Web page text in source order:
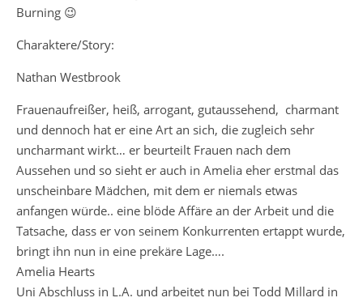
Burning 😉
Charaktere/Story:
Nathan Westbrook
Frauenaufreißer, heiß, arrogant, gutaussehend, charmant
und dennoch hat er eine Art an sich, die zugleich sehr
uncharmant wirkt… er beurteilt Frauen nach dem
Aussehen und so sieht er auch in Amelia eher erstmal das
unscheinbare Mädchen, mit dem er niemals etwas
anfangen würde.. eine blöde Affäre an der Arbeit und die
Tatsache, dass er von seinem Konkurrenten ertappt wurde,
bringt ihn nun in eine prekäre Lage….
Amelia Hearts
Uni Abschluss in L.A. und arbeitet nun bei Todd Millard in